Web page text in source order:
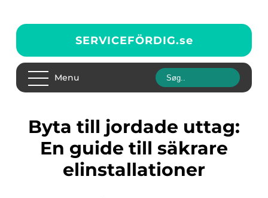
SERVICEFÖRDIG.se
Menu
Byta till jordade uttag:
En guide till säkrare
elinstallationer